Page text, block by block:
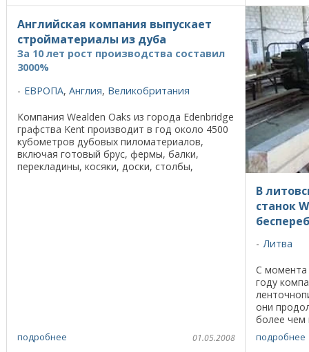
Английская компания выпускает
стройматериалы из дуба
За 10 лет рост производства составил
3000%
ЕВРОПА, Англия, Великобритания
Компания Wealden Oaks из города Edenbridge
графства Kent производит в год около 4500
кубометров дубовых пиломатериалов,
включая готовый брус, фермы, балки,
перекладины, косяки, доски, столбы,
подробнее 01.05.2008
В
станок
Литва
С момента
году
они
более чем
...
подробнее